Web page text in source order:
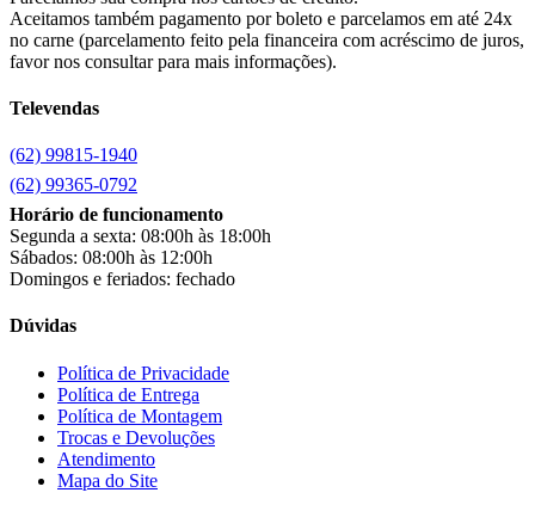
Canaã Moveis (0)
Canaã Móveis(2)
Carioca Móveis(8)
Clarice
clock
Colibri
Colli(53)
Colormaq(43)
Companhia do Estofado
Cotherm(2)
D' Doro Móveis
Dako(23)
Demóbile(13)
Dômina
Doripel
Aceitamos também pagamento por boleto e parcelamos em até 24x
no carne (parcelamento feito pela financeira com acréscimo de juros,
favor nos consultar para mais informações).
Televendas
(62) 99815-1940
(62) 99365-0792
Horário de funcionamento
Segunda a sexta: 08:00h às 18:00h
Sábados: 08:00h às 12:00h
Domingos e feriados: fechado
Dúvidas
Política de Privacidade
Política de Entrega
Política de Montagem
Trocas e Devoluções
Atendimento
Mapa do Site